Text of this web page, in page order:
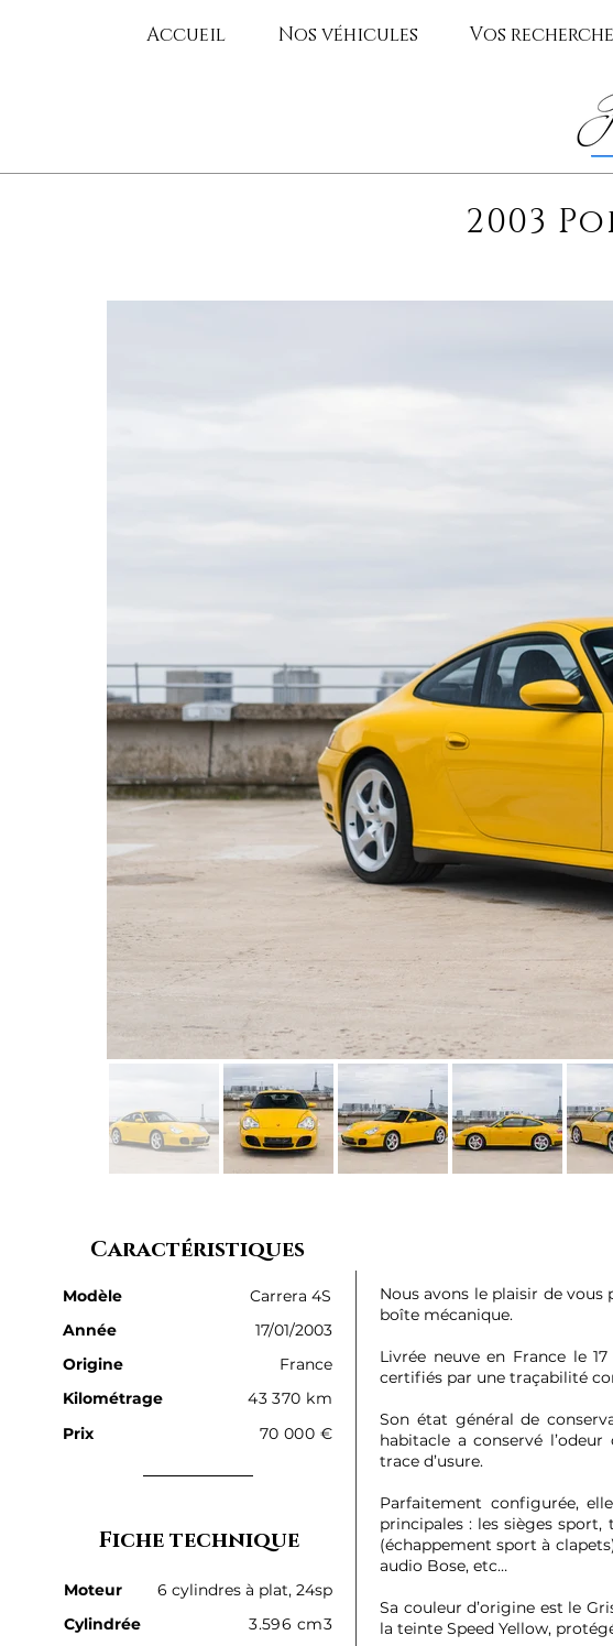
Accueil Nos véhicules Vos
2003
Caractéristiques
Carrera 4S
Modèle
Année
17/01/2003
Origine
France
Kilométrage
43 370 km
Prix
70 000 €
Fiche technique
Moteur
6 cylindres à plat, 24sp
Cylindrée
3.596 cm3
Nous avons le plaisir de
boîte mécanique.
Livrée neuve en France le
certifiés par une traçabilité
Son état général de
habitacle a conservé
trace d’usure.
Parfaitement configurée,
principales : les sièges
(échappement sport à
audio Bose, etc…
Sa couleur d’origine est le
la teinte Speed Yellow,